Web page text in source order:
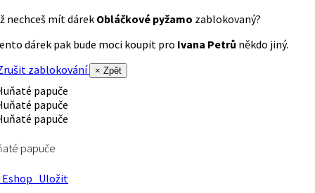
nechceš mít dárek Obláčkové pyžamo zablokovaný?
dárek pak bude moci koupit pro Ivana Petrů někdo jiný.
zablokování
× Zpět
papuče
Uložit